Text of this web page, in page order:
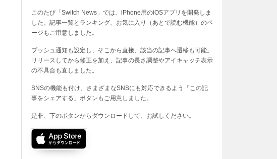
このたび「Switch News」では、iPhone用のiOSアプリを開発しま
した。記事一覧とランキング、お気に入り（あとで読む機能）のペ
ージもご用意しました。
プッシュ通知も設定し、そこから直接、該当の記事へ遷移も可能。
リリースしてから修正を加え、記事の長さ調整やアイキャッチ表示
の不具合も直しました。
SNSの機能も付け、さまざまなSNSにも対応できるよう「この記
事をシェアする」ボタンもご用意しました。
是非、下のボタンからダウンロードして、お試しください。